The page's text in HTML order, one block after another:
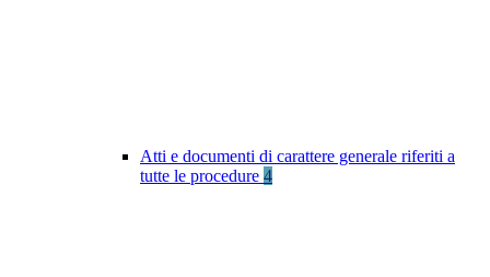
Atti e documenti di carattere generale riferiti a
tutte le procedure 4